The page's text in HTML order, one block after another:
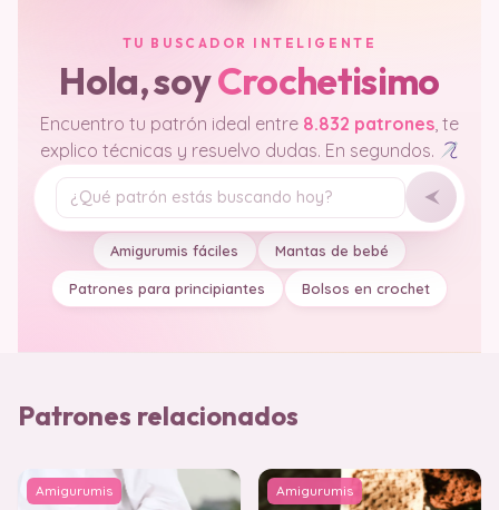
TU BUSCADOR INTELIGENTE
Hola, soyCrochetisimo
Encuentro tu patrón ideal entre 8.832 patrones, te
explico técnicas y resuelvo dudas. En segundos.
Tu pregunta
Amigurumis fáciles Mantas de bebé
Patrones para principiantes Bolsos en crochet
Patrones relacionados
Amigurumis Amigurumis